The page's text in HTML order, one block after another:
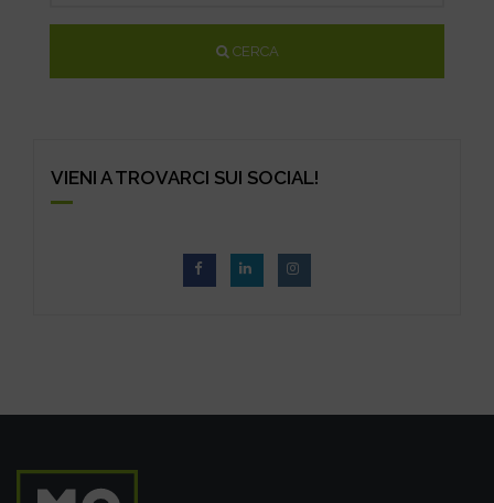
CERCA
VIENI A TROVARCI SUI SOCIAL!